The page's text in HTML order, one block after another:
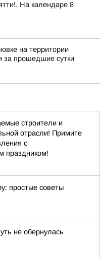
На календаре 8
на территории
за прошедшие сутки
строители и
отрасли! Примите
с
праздником!
простые советы
не обернулась